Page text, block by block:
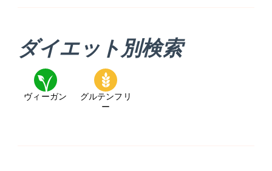
ダイエット別検索
ヴィーガン
グルテンフリ
ー